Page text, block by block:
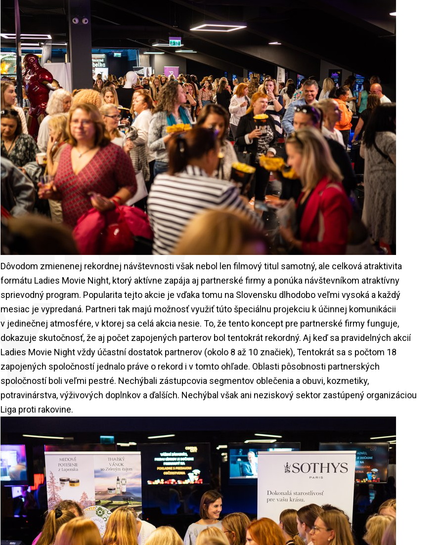
V
Dôvodom zmienenej rekordnej návštevnosti však nebol len filmový titul samotný, ale celková atraktivita
formátu Ladies Movie Night, ktorý aktívne zapája aj partnerské firmy a ponúka návštevníkom atraktívny
sprievodný program. Popularita tejto akcie je vďaka tomu na Slovensku dlhodobo veľmi vysoká a každý
mesiac je vypredaná. Partneri tak majú možnosť využiť túto špeciálnu projekciu k účinnej komunikácii
v jedinečnej atmosfére, v ktorej sa celá akcia nesie. To, že tento koncept pre partnerské firmy funguje,
dokazuje skutočnosť, že aj počet zapojených parterov bol tentokrát rekordný. Aj keď sa pravidelných akcií
Ladies Movie Night vždy účastní dostatok partnerov (okolo 8 až 10 značiek), Tentokrát sa s počtom 18
zapojených spoločností jednalo práve o rekord i v tomto ohľade. Oblasti pôsobnosti partnerských
spoločností boli veľmi pestré. Nechýbali zástupcovia segmentov oblečenia a obuvi, kozmetiky,
potravinárstva, výživových doplnkov a ďalších. Nechýbal však ani neziskový sektor zastúpený organizáciou
Liga proti rakovine.